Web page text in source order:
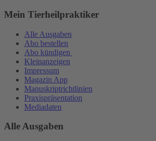
Mein Tierheilpraktiker
Alle Ausgaben
Abo bestellen
Abo kündigen
Kleinanzeigen
Impressum
Magazin App
Manuskriptrichtlinien
Praxispräsentation
Mediadaten
Alle Ausgaben